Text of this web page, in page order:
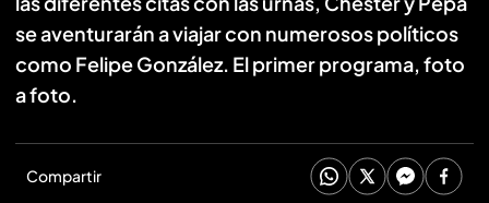
se aventurarán a viajar con numerosos políticos
como Felipe González. El primer programa, foto
a foto.
Compartir